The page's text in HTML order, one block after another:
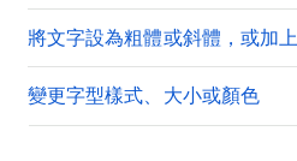
將文字設為粗體或斜體，或加
變更字型樣式、大小或顏色